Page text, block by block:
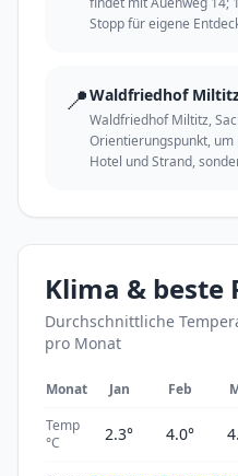
Stopp für eigene
📍Waldfriedhof
Waldfriedhof Miltitz,
Orientierungspunkt,
Hotel und Strand,
Klima & beste
Durchschnittliche
pro Monat
Monat Jan Feb
Temp
°C
2.3° 4.0°